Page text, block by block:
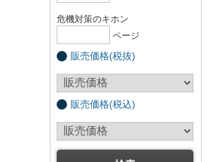
危機対策のキホン
ページ
販売価格(税抜)
販売価格(税込)